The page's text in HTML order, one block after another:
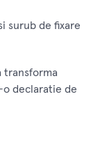
surub de fixare
transforma
declaratie de